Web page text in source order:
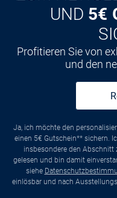
UND 5€
Profitieren Sie von
und den
Ja, ich möchte den
einen 5€ Gutschein** sichern.
insbesondere den Abschnitt
gelesen und bin damit
siehe
einlösbar und nach